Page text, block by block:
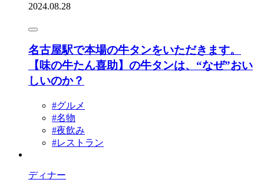
2024.08.28
名古屋駅で本場の牛タンをいただきます。
【味の牛たん喜助】の牛タンは、“なぜ”おい
しいのか？
#グルメ
#名物
#夜飲み
#レストラン
ディナー